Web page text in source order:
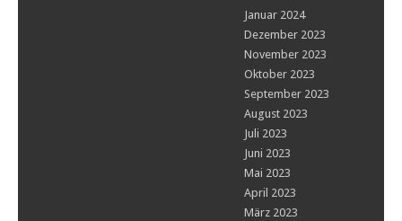
Januar 2024
Dezember 2023
November 2023
Oktober 2023
September 2023
August 2023
Juli 2023
Juni 2023
Mai 2023
April 2023
März 2023